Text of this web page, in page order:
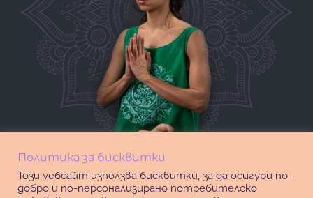
Политика за бисквитки
Този уебсайт използва бисквитки, за да осигури по-
добро и по-персонализирано потребителско